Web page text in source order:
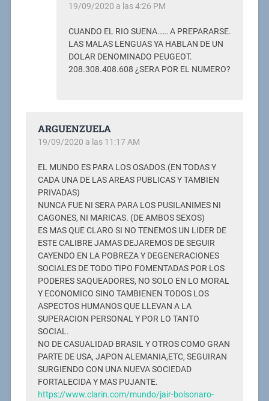
19/09/2020 a las 4:26 PM
CUANDO EL RIO SUENA…… A PREPARARSE.
LAS MALAS LENGUAS YA HABLAN DE UN
DOLAR DENOMINADO PEUGEOT.
208.308.408.608 ¿SERA POR EL NUMERO?
ARGUENZUELA
19/09/2020 a las 11:17 AM
EL MUNDO ES PARA LOS OSADOS.(EN TODAS Y
CADA UNA DE LAS AREAS PUBLICAS Y TAMBIEN
PRIVADAS)
NUNCA FUE NI SERA PARA LOS PUSILANIMES NI
CAGONES, NI MARICAS. (DE AMBOS SEXOS)
ES MAS QUE CLARO SI NO TENEMOS UN LIDER DE
ESTE CALIBRE JAMAS DEJAREMOS DE SEGUIR
CAYENDO EN LA POBREZA Y DEGENERACIONES
SOCIALES DE TODO TIPO FOMENTADAS POR LOS
PODERES SAQUEADORES, NO SOLO EN LO MORAL
Y ECONOMICO SINO TAMBIENEN TODOS LOS
ASPECTOS HUMANOS QUE LLEVAN A LA
SUPERACION PERSONAL Y POR LO TANTO
SOCIAL.
NO DE CASUALIDAD BRASIL Y OTROS COMO GRAN
PARTE DE USA, JAPON ALEMANIA,ETC, SEGUIRAN
SURGIENDO CON UNA NUEVA SOCIEDAD
FORTALECIDA Y MAS PUJANTE.
https://www.clarin.com/mundo/jair-bolsonaro-